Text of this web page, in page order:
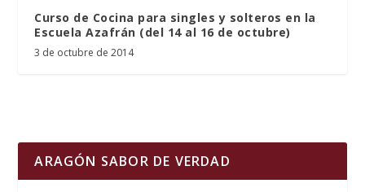
Curso de Cocina para singles y solteros en la
Escuela Azafrán (del 14 al 16 de octubre)
3 de octubre de 2014
ARAGÓN SABOR DE VERDAD